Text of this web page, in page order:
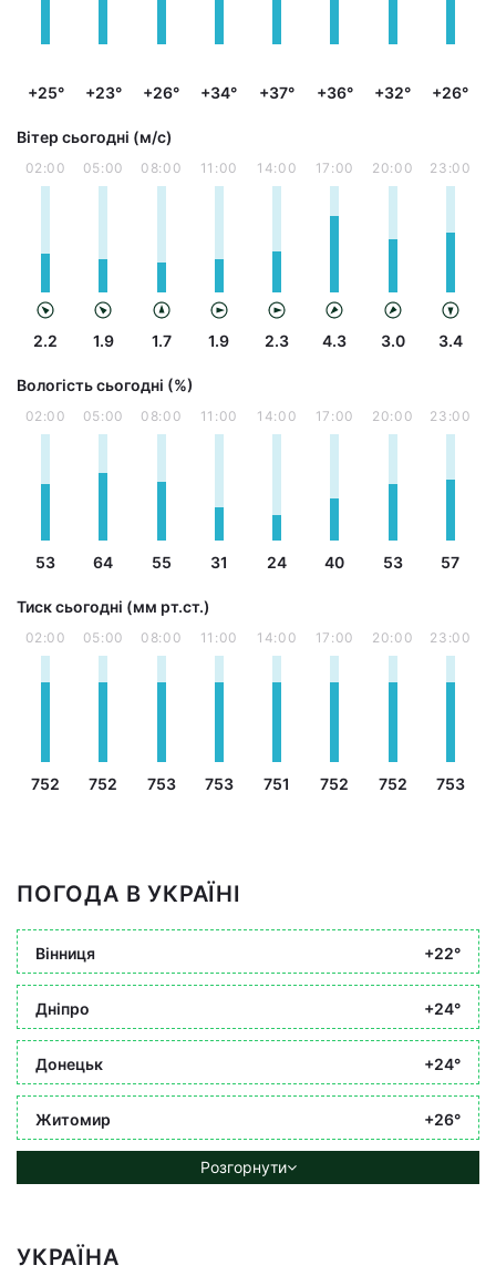
+25° +23° +26° +34° +37° +36° +32° +26°
Вітер сьогодні (м/с)
02:00
2.2
05:00
1.9
08:00
1.7
11:00
1.9
14:00
2.3
17:00
4.3
20:00
3.0
23:00
3.4
Вологість сьогодні (%)
02:00
53
05:00
64
08:00
55
11:00
31
14:00
24
17:00
40
20:00
53
23:00
57
Тиск сьогодні (мм рт.ст.)
02:00
752
05:00
752
08:00
753
11:00
753
14:00
751
17:00
752
20:00
752
23:00
753
ПОГОДА В УКРАЇНІ
Вінниця +22°
Дніпро +24°
Донецьк +24°
Житомир +26°
Розгорнути
УКРАЇНА